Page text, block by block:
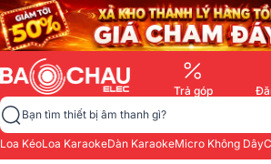
Trả góp
Bạn tìm thiết bị âm thanh gì?
Loa KéoLoa KaraokeDàn KaraokeMicro Không Dây